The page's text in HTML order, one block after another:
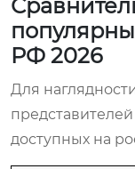
РФ 2026
Для
доступных на